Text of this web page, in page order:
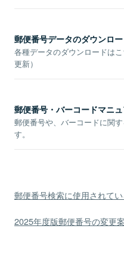
郵便番号データのダウンロ
各種データのダウンロードは
更新）
郵便番号・バーコードマニ
郵便番号や、バーコードに関
す。
郵便番号検索に使用されて
2025年度版郵便番号の変更